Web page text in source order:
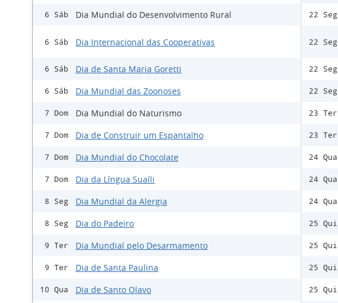
6 Sáb Dia Mundial do Desenvolvimento Rural
6 Sáb Dia Internacional das Cooperativas
6 Sáb Dia de Santa Maria Goretti
6 Sáb Dia Mundial das Zoonoses
7 Dom Dia Mundial do Naturismo
7 Dom Dia de Construir um Espantalho
7 Dom Dia Mundial do Chocolate
7 Dom Dia da Língua Suaíli
8 Seg Dia Mundial da Alergia
8 Seg Dia do Padeiro
9 Ter Dia Mundial pelo Desarmamento
9 Ter Dia de Santa Paulina
10 Qua Dia de Santo Olavo
22 Seg
22 Seg
22 Seg
22 Seg
23 Ter
23 Ter
24 Qua
24 Qua
24 Qua
25 Qui
25 Qui
25 Qui
25 Qui